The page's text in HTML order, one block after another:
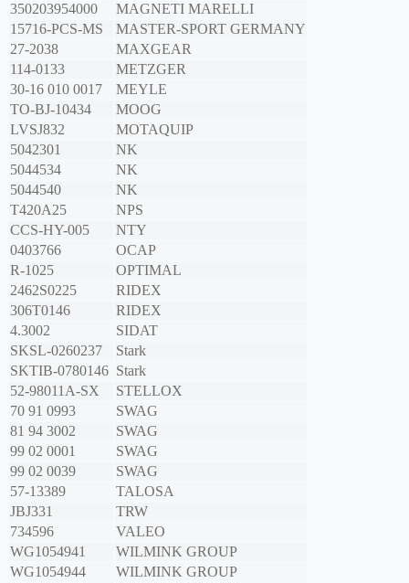
350203954000
MAGNETI MARELLI
15716-PCS-MS
MASTER-SPORT GERMANY
27-2038
MAXGEAR
114-0133
METZGER
30-16 010 0017
MEYLE
TO-BJ-10434
MOOG
LVSJ832
MOTAQUIP
5042301
NK
5044534
NK
5044540
NK
T420A25
NPS
CCS-HY-005
NTY
0403766
OCAP
R-1025
OPTIMAL
2462S0225
RIDEX
306T0146
RIDEX
4.3002
SIDAT
SKSL-0260237
Stark
SKTIB-0780146 Stark
52-98011A-SX
STELLOX
70 91 0993
SWAG
81 94 3002
SWAG
99 02 0001
SWAG
99 02 0039
SWAG
57-13389
TALOSA
JBJ331
TRW
734596
VALEO
WG1054941
WILMINK GROUP
WG1054944
WILMINK GROUP